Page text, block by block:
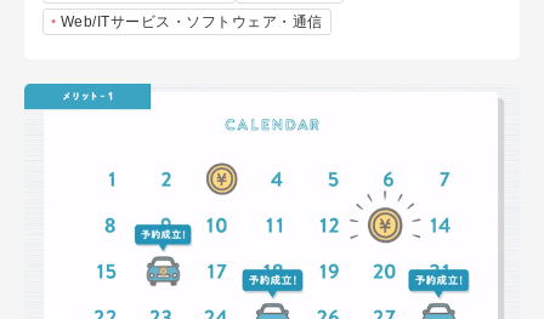
Web/ITサービス・ソフトウェア・通信